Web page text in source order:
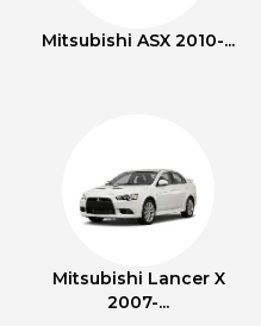
Mitsubishi ASX 2010-...
Mitsubishi Lancer X
2007-...